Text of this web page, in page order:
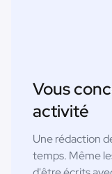
Vous
activité
Une rédaction
temps. Même